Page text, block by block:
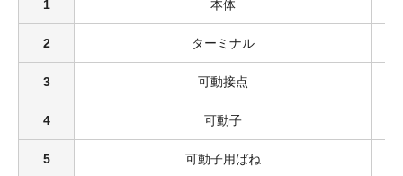
1 本体
2 ターミナル
3 可動接点
4 可動子
5 可動子用ばね